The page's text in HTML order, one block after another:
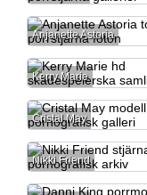
Anjanette Astoria
Kerry Marie
Cristal May
Nikki Friend